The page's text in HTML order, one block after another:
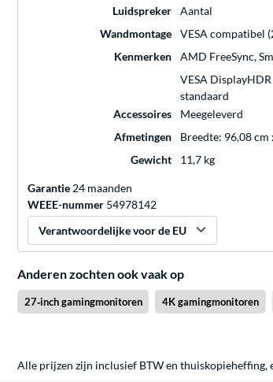
Luidspreker
Aantal
Wandmontage
VESA compatibel
Kenmerken
AMD FreeSync,
VESA DisplayHDR
standaard
Accessoires Meegeleverd
Afmetingen
Breedte: 96,08
Gewicht
11,7 kg
Garantie24 maanden
WEEE-nummer 54978142
Verantwoordelijke voor de EU
Anderen zochten ook vaak op
27‑inch gamingmonitoren 4K gamingmonitoren
Alle prijzen zijn inclusief BTW en thuiskopieheffing,